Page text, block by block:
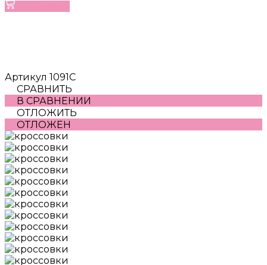
Артикул 1091C
СРАВНИТЬ
В СРАВНЕНИИ
ОТЛОЖИТЬ
ОТЛОЖЕН